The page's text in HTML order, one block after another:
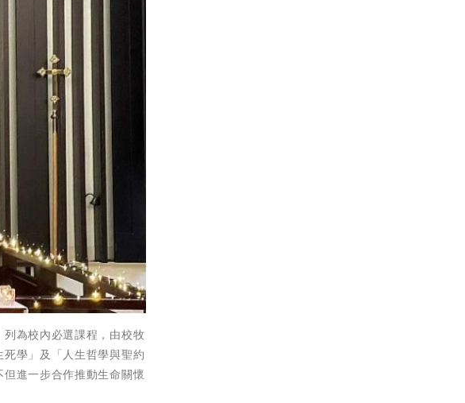
為校內必選課程，由校牧
學」及「人生哲學與聖約
進一步合作推動生命關懷